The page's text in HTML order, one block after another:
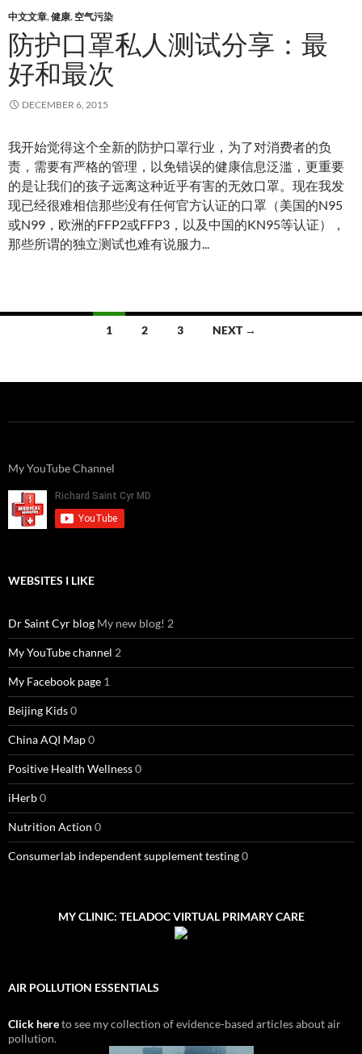
中文文章,健康, 空气污染
防护口罩私人测试分享：最
好和最次
DECEMBER 6, 2015
我开始觉得这个全新的防护口罩行业，为了对消费者的负
责，需要有严格的管理，以免错误的健康信息泛滥，更重要
的是让我们的孩子远离这种近乎有害的无效口罩。现在我发
现已经很难相信那些没有任何官方认证的口罩（美国的N95
或N99，欧洲的FFP2或FFP3，以及中国的KN95等认证），
那些所谓的独立测试也难有说服力...
1 2 3 NEXT →
My YouTube Channel
WEBSITES I LIKE
Dr Saint Cyr blog My new blog! 2
My YouTube channel 2
My Facebook page 1
Beijing Kids0
China AQI Map0
Positive Health Wellness0
iHerb0
Nutrition Action 0
Consumerlab independent supplement testing0
MY CLINIC: TELADOC VIRTUAL PRIMARY CARE
AIR POLLUTION ESSENTIALS
Click hereto see my collection of evidence-based articles about air
pollution.